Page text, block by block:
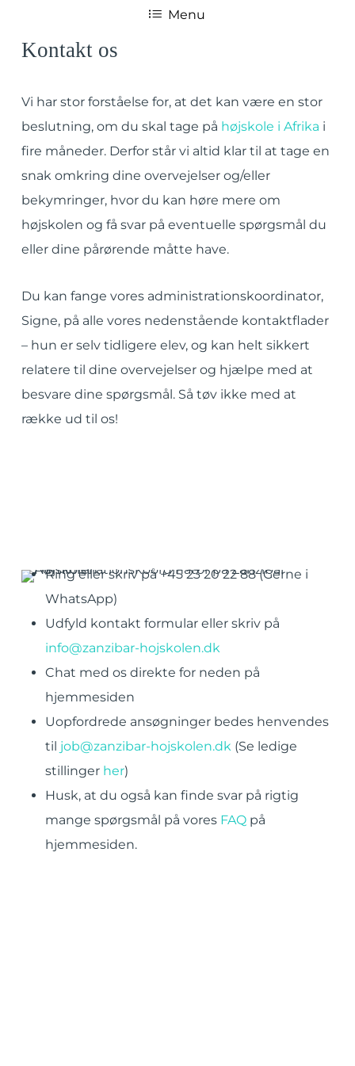
Menu
Kontakt os
Vi har stor forståelse for, at det kan være en stor
beslutning, om du skal tage på højskole i Afrika i
fire måneder. Derfor står vi altid klar til at tage en
snak omkring dine overvejelser og/eller
bekymringer, hvor du kan høre mere om
højskolen og få svar på eventuelle spørgsmål du
eller dine pårørende måtte have.
Du kan fange vores administrationskoordinator,
Signe, på alle vores nedenstående kontaktflader
– hun er selv tidligere elev, og kan helt sikkert
relatere til dine overvejelser og hjælpe med at
besvare dine spørgsmål. Så tøv ikke med at
række ud til os!
Ring eller skriv på +45 23 20 22 88 (Gerne i
WhatsApp)
Udfyld kontakt formular eller skriv på
info@zanzibar-hojskolen.dk
Chat med os direkte for neden på
hjemmesiden
Uopfordrede ansøgninger bedes henvendes
til job@zanzibar-hojskolen.dk (Se ledige
stillinger her)
Husk, at du også kan finde svar på rigtig
mange spørgsmål på vores FAQ på
hjemmesiden.